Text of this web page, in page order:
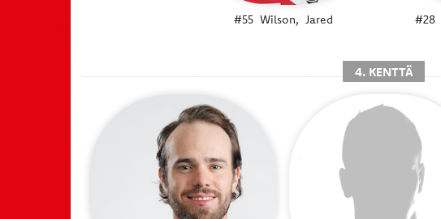
#55 Wilson, Jared #28
4. KENTTÄ